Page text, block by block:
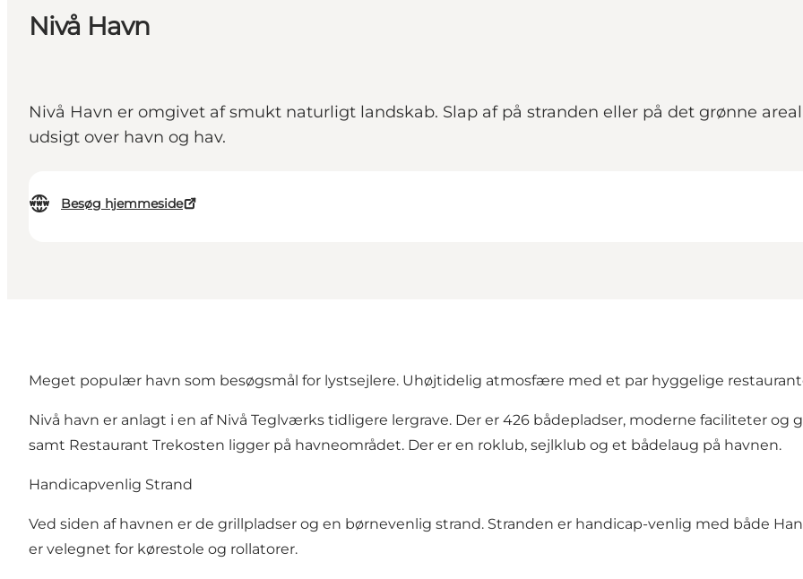
Nivå Havn
Nivå Havn er omgivet af smukt naturligt landskab. Slap af på stranden eller på det grønne
udsigt over havn og hav.
Besøg hjemmeside
Meget populær havn som besøgsmål for lystsejlere. Uhøjtidelig atmosfære med et par hyggelige
Nivå havn er anlagt i en af Nivå Teglværks tidligere lergrave. Der er 426 bådepladser, moderne faciliteter
samt Restaurant Trekosten ligger på havneområdet. Der er en roklub, sejlklub og et bådelaug på havnen.
Handicapvenlig Strand
Ved siden af havnen er de grillpladser og en børnevenlig strand. Stranden er handicap-venlig med både
er velegnet for kørestole og rollatorer.